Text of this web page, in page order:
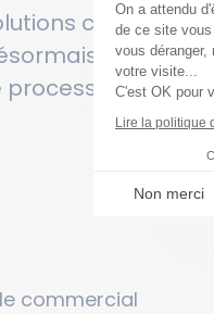
On a attendu
de ce site
vous déranger,
votre visite...
C'est OK pour
Lire la politique
Non merci
créées
de
commercial